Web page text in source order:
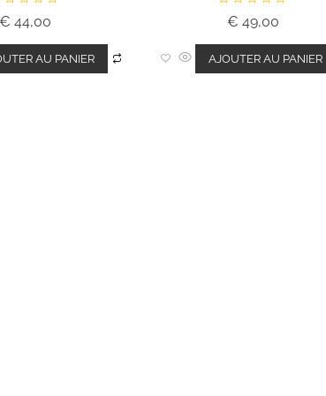
€ 44,00
AU PANIER
e
0
s
u
€ 49,00
AJOUTER AU PANIER